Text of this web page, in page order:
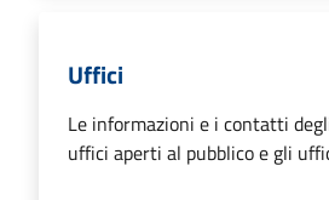
Uffici
Le informazioni e i contatti
uffici aperti al pubblico e gli